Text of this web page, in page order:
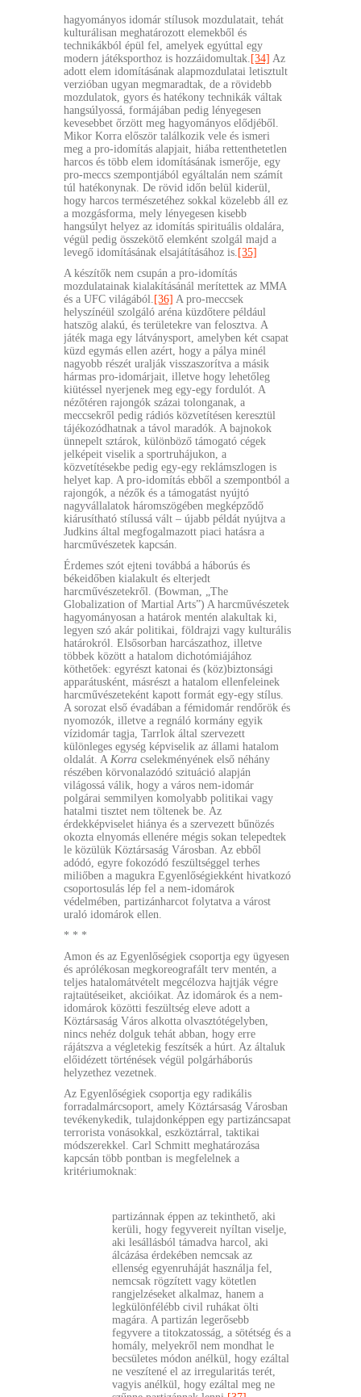
hagyományos idomár stílusok mozdulatait, tehát
kulturálisan meghatározott elemekből és
technikákból épül fel, amelyek egyúttal egy
modern játéksporthoz is hozzáidomultak. [34] Az
adott elem idomításának alapmozdulatai letisztult
verzióban ugyan megmaradtak, de a rövidebb
mozdulatok, gyors és hatékony technikák váltak
hangsúlyossá, formájában pedig lényegesen
kevesebbet őrzött meg hagyományos elődjéből.
Mikor Korra először találkozik vele és ismeri
meg a pro-idomítás alapjait, hiába rettenthetetlen
harcos és több elem idomításának ismerője, egy
pro-meccs szempontjából egyáltalán nem számít
túl hatékonynak. De rövid időn belül kiderül,
hogy harcos természetéhez sokkal közelebb áll ez
a mozgásforma, mely lényegesen kisebb
hangsúlyt helyez az idomítás spirituális oldalára,
végül pedig összekötő elemként szolgál majd a
levegő idomításának elsajátításához is. [35]
A készítők nem csupán a pro-idomítás
mozdulatainak kialakításánál merítettek az MMA
és a UFC világából. [36] A pro-meccsek
helyszínéül szolgáló aréna küzdőtere például
hatszög alakú, és területekre van felosztva. A
játék maga egy látványsport, amelyben két csapat
küzd egymás ellen azért, hogy a pálya minél
nagyobb részét uralják visszaszorítva a másik
hármas pro-idomárjait, illetve hogy lehetőleg
kiütéssel nyerjenek meg egy-egy fordulót. A
nézőtéren rajongók százai tolonganak, a
meccsekről pedig rádiós közvetítésen keresztül
tájékozódhatnak a távol maradók. A bajnokok
ünnepelt sztárok, különböző támogató cégek
jelképeit viselik a sportruhájukon, a
közvetítésekbe pedig egy-egy reklámszlogen is
helyet kap. A pro-idomítás ebből a szempontból a
rajongók, a nézők és a támogatást nyújtó
nagyvállalatok háromszögében megképződő
kiárusítható stílussá vált – újabb példát nyújtva a
Judkins által megfogalmazott piaci hatásra a
harcművészetek kapcsán.
Érdemes szót ejteni továbbá a háborús és
békeidőben kialakult és elterjedt
harcművészetekről. (Bowman, „The
Globalization of Martial Arts”) A harcművészetek
hagyományosan a határok mentén alakultak ki,
legyen szó akár politikai, földrajzi vagy kulturális
határokról. Elsősorban harcászathoz, illetve
többek között a hatalom dichotómiájához
köthetőek: egyrészt katonai és (köz)biztonsági
apparátusként, másrészt a hatalom ellenfeleinek
harcművészeteként kapott formát egy-egy stílus.
A sorozat első évadában a fémidomár rendőrök és
nyomozók, illetve a regnáló kormány egyik
vízidomár tagja, Tarrlok által szervezett
különleges egység képviselik az állami hatalom
oldalát. A Korra cselekményének első néhány
részében körvonalazódó szituáció alapján
világossá válik, hogy a város nem-idomár
polgárai semmilyen komolyabb politikai vagy
hatalmi tisztet nem töltenek be. Az
érdekképviselet hiánya és a szervezett bűnözés
okozta elnyomás ellenére mégis sokan telepedtek
le közülük Köztársaság Városban. Az ebből
adódó, egyre fokozódó feszültséggel terhes
miliőben a magukra Egyenlőségiekként hivatkozó
csoportosulás lép fel a nem-idomárok
védelmében, partizánharcot folytatva a várost
uraló idomárok ellen.
* * *
Amon és az Egyenlőségiek csoportja egy ügyesen
és aprólékosan megkoreografált terv mentén, a
teljes hatalomátvételt megcélozva hajtják végre
rajtaütéseiket, akcióikat. Az idomárok és a nem-
idomárok közötti feszültség eleve adott a
Köztársaság Város alkotta olvasztótégelyben,
nincs nehéz dolguk tehát abban, hogy erre
rájátszva a végletekig feszítsék a húrt. Az általuk
előidézett történések végül polgárháborús
helyzethez vezetnek.
Az Egyenlőségiek csoportja egy radikális
forradalmárcsoport, amely Köztársaság Városban
tevékenykedik, tulajdonképpen egy partizáncsapat
terrorista vonásokkal, eszköztárral, taktikai
módszerekkel. Carl Schmitt meghatározása
kapcsán több pontban is megfelelnek a
kritériumoknak:
partizánnak éppen az tekinthető, aki
kerüli, hogy fegyvereit nyíltan viselje,
aki lesállásból támadva harcol, aki
álcázása érdekében nemcsak az
ellenség egyenruháját használja fel,
nemcsak rögzített vagy kötetlen
rangjelzéseket alkalmaz, hanem a
legkülönfélébb civil ruhákat ölti
magára. A partizán legerősebb
fegyvere a titokzatosság, a sötétség és a
homály, melyekről nem mondhat le
becsületes módon anélkül, hogy ezáltal
ne veszítené el az irregularitás terét,
vagyis anélkül, hogy ezáltal meg ne